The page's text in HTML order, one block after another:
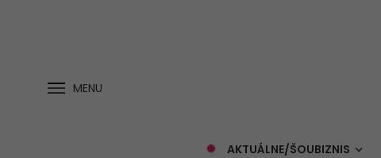
MENU
AKTUÁLNE/ŠOUBIZNIS